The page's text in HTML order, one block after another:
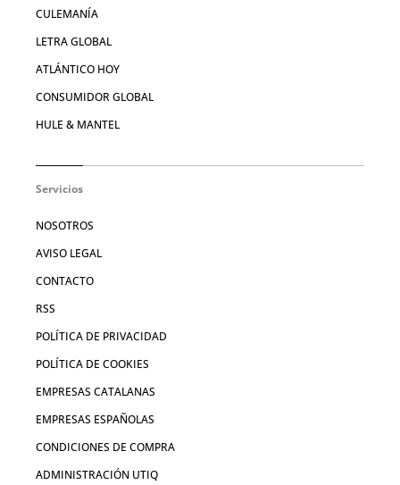
CULEMANÍA
LETRA GLOBAL
ATLÁNTICO HOY
CONSUMIDOR GLOBAL
HULE & MANTEL
Servicios
NOSOTROS
AVISO LEGAL
CONTACTO
RSS
POLÍTICA DE PRIVACIDAD
POLÍTICA DE COOKIES
EMPRESAS CATALANAS
EMPRESAS ESPAÑOLAS
CONDICIONES DE COMPRA
ADMINISTRACIÓN UTIQ